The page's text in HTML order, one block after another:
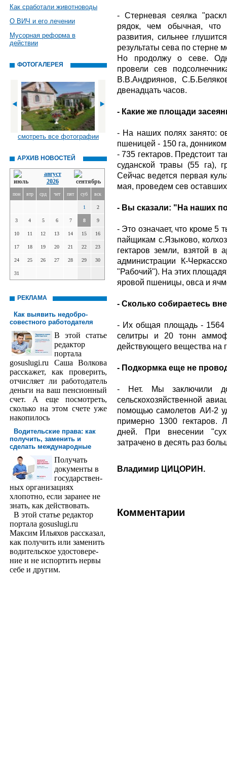
Как сработали животноводы
О ВИЧ и его лечении
Мусорная реформа в
действии
ФОТОГАЛЕРЕЯ
смотреть все фотографии
АРХИВ НОВОСТЕЙ
август
2026
пон втр срд чет пят суб вск
1 2
3 4 5 6 7 8 9
10 11 12 13 14 15 16
17 18 19 20 21 22 23
24 25 26 27 28 29 30
31
РЕКЛАМА
Как выявить недобро­
совестного работодателя
В этой статье
редактор
порта­ла
gosuslugi.ru Саша Волкова
расскажет, как проверить,
отчисляет ли работодатель
деньги на ваш пенсионный
счет. А еще посмотреть,
сколько на этом счете уже
накопилось
Водительские права: как
получить, заменить и
сделать международ­ные
Получать
доку­менты в
государствен­
ных организациях
хлопотно, если заранее не
знать, как действовать.
В этой статье редактор
портала gosuslugi.ru
Максим Ильяхов рассказал,
как получить или заменить
водительское удостовере­
ние и не испортить нервы
себе и другим.
- Стерневая сеялка
рядок, чем обычная, что
развития, сильнее
результаты сева по стерне
Но продолжу о севе.
провели сев
В.В.Андриянов,
двенадцать часов.
- Какие же площади
- На наших полях занято:
пшеницей - 150 га,
- 735 гектаров. Предстоит
суданской травы (55 га),
Сейчас ведется первая
мая, проведем сев
- Вы сказали: "На наших
- Это означает, что кроме 5
пайщикам с.Языково,
гектаров земли, взятой в
администрации К-
"Рабочий"). На этих
яровой пшеницы, овса и
- Сколько собираетесь
- Их общая площадь - 1564
селитры и 20 тонн
действующего вещества на
- Подкормка еще не
- Нет. Мы заключили
сельскохозяйственной
помощью самолетов АИ-2
примерно 1300 гектаров.
дней. При внесении
затрачено в десять раз
Владимир ЦИЦОРИН.
Комментарии